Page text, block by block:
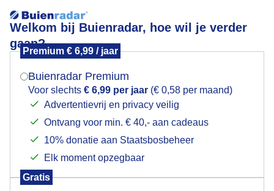
Welkom bij Buienradar, hoe wil je verder
gaan?
Premium € 6,99 / jaar
Buienradar Premium
Voor slechts € 6,99 per jaar (€ 0,58 per maand)
Advertentievrij en privacy veilig
Ontvang voor min. € 40,- aan cadeaus
10% donatie aan Staatsbosbeheer
Elk moment opzegbaar
Gratis
Mix van zon en wolken
Mogen we je locatie gebruiken voor het
Indien je hier nog geen akkoord op hebt gegeven,
verschijnt er zo een pop-up uit je browser waarin
Is goed, toon de popup